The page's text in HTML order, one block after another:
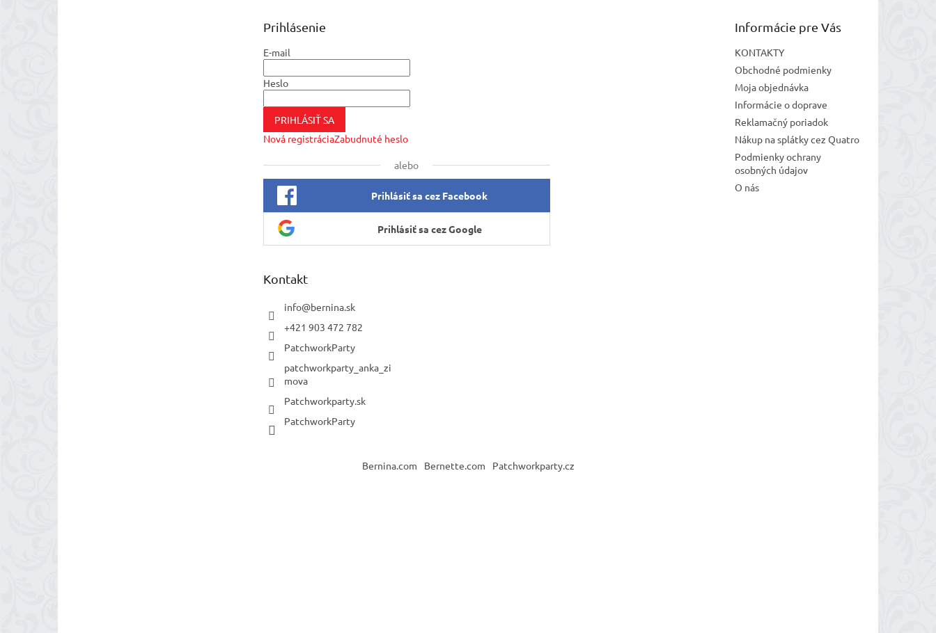
Prihlásenie
E-mail
Heslo
PRIHLÁSIŤ SA
Nová registráciaZabudnuté heslo
alebo
Prihlásiť sa cez Facebook
Prihlásiť sa cez Google
Informácie pre Vás
KONTAKTY
Obchodné podmienky
Moja objednávka
Informácie o doprave
Reklamačný poriadok
Nákup na splátky cez Quatro
Podmienky ochrany
osobných údajov
O nás
Kontakt
info@bernina.sk
+421 903 472 782
PatchworkParty
patchworkparty_anka_zi
mova
Patchworkparty.sk
PatchworkParty
Bernina.com Bernette.com Patchworkparty.cz